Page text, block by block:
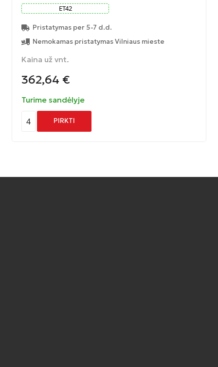
ET42
Pristatymas per 5-7 d.d.
Nemokamas pristatymas Vilniaus mieste
Kaina už vnt.
362,64 €
Turime sandėlyje
4 PIRKTI